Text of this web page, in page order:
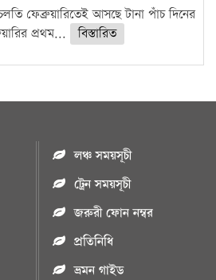
চলতি ফেব্রুয়ারিতেই আসছে টানা পাঁচ দিনের
প্রথম...
বিস্তারিত
লঞ্চ সময়সূচী
ট্রেন সময়সূচী
জরুরী ফোন নম্বর
প্রতিনিধি
ভ্রমন গাইড